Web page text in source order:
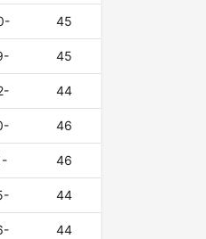
45
45
44
46
46
44
44